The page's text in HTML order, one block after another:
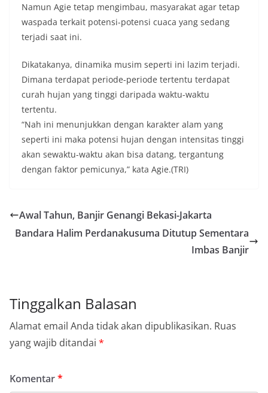
Namun Agie tetap mengimbau, masyarakat agar tetap
waspada terkait potensi-potensi cuaca yang sedang
terjadi saat ini.
Dikatakanya, dinamika musim seperti ini lazim terjadi.
Dimana terdapat periode-periode tertentu terdapat
curah hujan yang tinggi daripada waktu-waktu
tertentu.
“Nah ini menunjukkan dengan karakter alam yang
seperti ini maka potensi hujan dengan intensitas tinggi
akan sewaktu-waktu akan bisa datang, tergantung
dengan faktor pemicunya,” kata Agie.(TRI)
Awal Tahun, Banjir Genangi Bekasi-Jakarta
Bandara Halim Perdanakusuma Ditutup Sementara
Imbas Banjir
Tinggalkan Balasan
Alamat email Anda tidak akan dipublikasikan. Ruas
yang wajib ditandai *
Komentar*